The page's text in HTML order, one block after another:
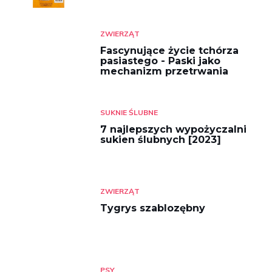
ZWIERZĄT
Fascynujące życie tchórza
pasiastego - Paski jako
mechanizm przetrwania
SUKNIE ŚLUBNE
7 najlepszych wypożyczalni
sukien ślubnych [2023]
ZWIERZĄT
Tygrys szablozębny
PSY